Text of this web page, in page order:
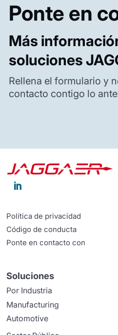
Ponte en
Más
soluciones
Rellena el formulario y
contacto contigo lo

Política de privacidad
Código de conducta
Ponte en contacto con
Soluciones
Por Industria
Manufacturing
Automotive